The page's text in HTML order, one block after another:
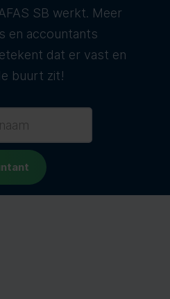
SB werkt. Meer
en accountants
dat er vast en
buurt zit!